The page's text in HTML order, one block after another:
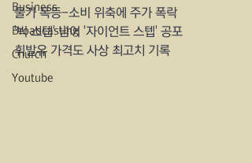
Business
Broadcasting
Church
Youtube
물가 폭등-소비 위축에 주가 폭락
'빅 스텝' 넘어 '자이언트 스텝' 공포
휘발유 가격도 사상 최고치 기록